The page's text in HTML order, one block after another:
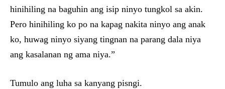
hinihiling na baguhin ang isip ninyo tungkol sa akin.
Pero hinihiling ko po na kapag nakita ninyo ang anak
ko, huwag ninyo siyang tingnan na parang dala niya
ang kasalanan ng ama niya.”
Tumulo ang luha sa kanyang pisngi.